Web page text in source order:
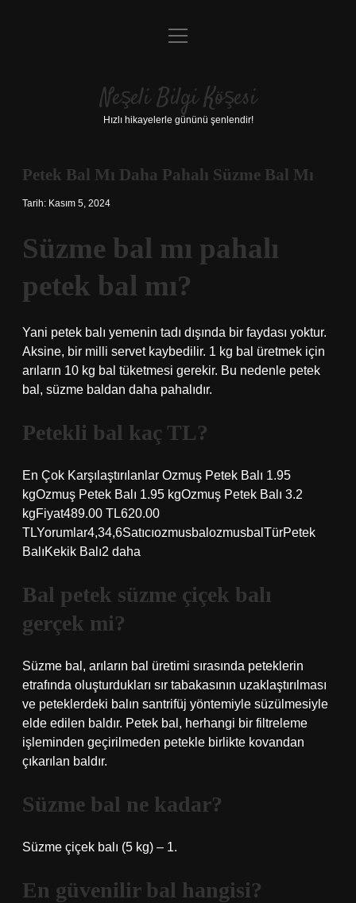
Anasayfa
Yasal Uyarı
menüyü
Neşeli Bilgi Köşesi
Hızlı hikayelerle gününü şenlendir!
Petek Bal Mı Daha Pahalı Süzme Bal Mı
Tarih: Kasım 5, 2024
Süzme bal mı pahalı
petek bal mı?
Yani petek balı yemenin tadı dışında bir faydası yoktur.
Aksine, bir milli servet kaybedilir. 1 kg bal üretmek için
arıların 10 kg bal tüketmesi gerekir. Bu nedenle petek
bal, süzme baldan daha pahalıdır.
Petekli bal kaç TL?
En Çok Karşılaştırılanlar Ozmuş Petek Balı 1.95
kgOzmuş Petek Balı 1.95 kgOzmuş Petek Balı 3.2
kgFiyat489.00 TL620.00
TLYorumlar4,34,6SatıcıozmusbalozmusbalTürPetek
BalıKekik Balı2 daha
Bal petek süzme çiçek balı
gerçek mi?
Süzme bal, arıların bal üretimi sırasında peteklerin
etrafında oluşturdukları sır tabakasının uzaklaştırılması
ve peteklerdeki balın santrifüj yöntemiyle süzülmesiyle
elde edilen baldır. Petek bal, herhangi bir filtreleme
işleminden geçirilmeden petekle birlikte kovandan
çıkarılan baldır.
Süzme bal ne kadar?
Süzme çiçek balı (5 kg) – 1.
En güvenilir bal hangisi?